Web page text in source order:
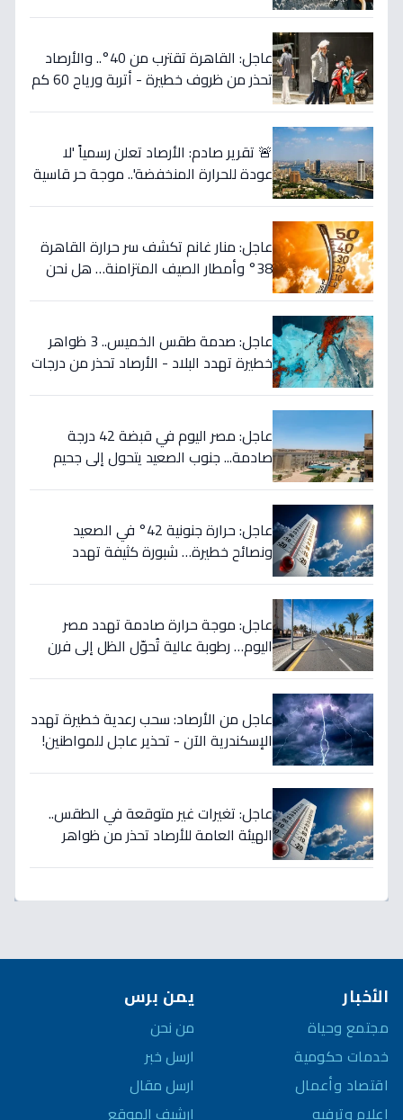
عاجل: القاهرة تقترب من 40°.. والأرصاد
تحذر من ظروف خطيرة - أتربة ورياح 60 كم
🚨 تقرير صادم: الأرصاد تعلن رسمياً 'لا
عودة للحرارة المنخفضة'.. موجة حر قاسية
عاجل: منار غانم تكشف سر حرارة القاهرة
38° وأمطار الصيف المتزامنة… هل نحن
عاجل: صدمة طقس الخميس.. 3 ظواهر
خطيرة تهدد البلاد - الأرصاد تحذر من درجات
عاجل: مصر اليوم في قبضة 42 درجة
صادمة... جنوب الصعيد يتحول إلى جحيم
عاجل: حرارة جنونية 42° في الصعيد
ونصائح خطيرة… شبورة كثيفة تهدد
عاجل: موجة حرارة صادمة تهدد مصر
اليوم… رطوبة عالية تُحوّل الظل إلى فرن
عاجل من الأرصاد: سحب رعدية خطيرة تهدد
الإسكندرية الآن - تحذير عاجل للمواطنين!
عاجل: تغيرات غير متوقعة في الطقس..
الهيئة العامة للأرصاد تحذر من ظواهر
الأخبار
مجتمع وحياة
خدمات حكومية
اقتصاد وأعمال
إعلام وترفيه
يمن برس
من نحن
ارسل خبر
ارسل مقال
ارشيف الموقع